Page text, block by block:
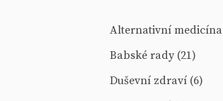
Alternativní medicína
Babské rady (21)
Duševní zdraví (6)